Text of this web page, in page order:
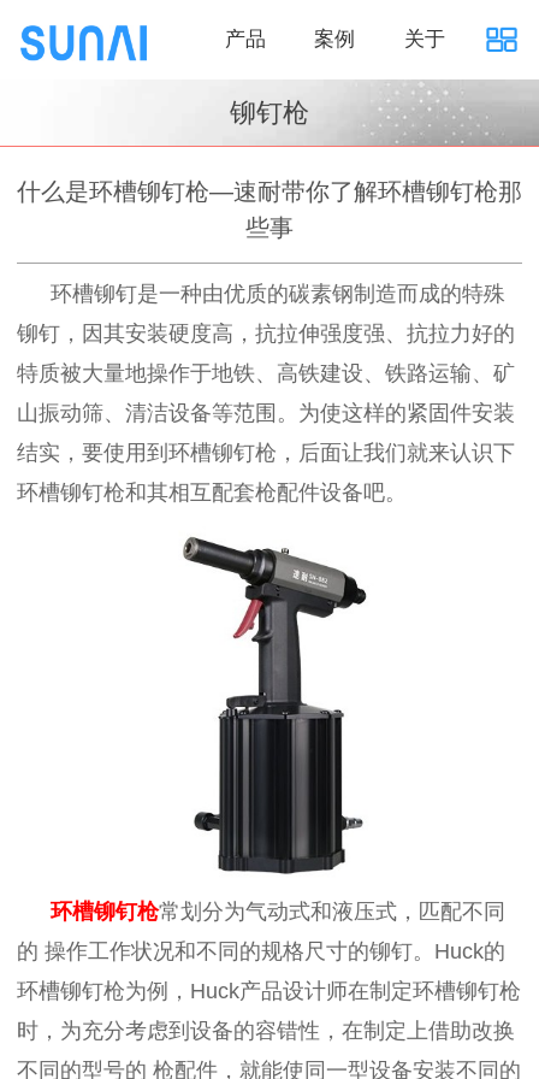
产品 案例 关于
铆钉枪
什么是环槽铆钉枪—速耐带你了解环槽铆钉枪那
些事
环槽铆钉是一种由优质的碳素钢制造而成的特殊
铆钉，因其安装硬度高，抗拉伸强度强、抗拉力好的
特质被大量地操作于地铁、高铁建设、铁路运输、矿
山振动筛、清洁设备等范围。为使这样的紧固件安装
结实，要使用到环槽铆钉枪，后面让我们就来认识下
环槽铆钉枪和其相互配套枪配件设备吧。
环槽铆钉枪常划分为气动式和液压式，匹配不同
的 操作工作状况和不同的规格尺寸的铆钉。 Huck的
环槽铆钉枪为例，Huck产品设计师在制定环槽铆钉枪
时，为充分考虑到设备的容错性，在制定上借助改换
不同的型号的 枪配件，就能使同一型设备安装不同的